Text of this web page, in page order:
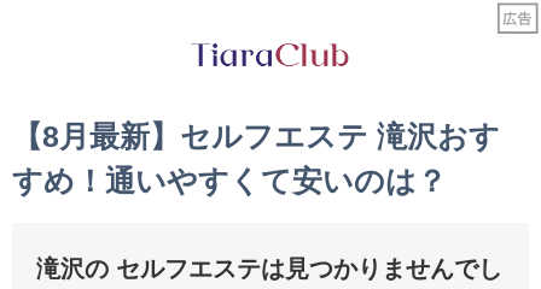
【8月最新】セルフエステ 滝沢おす
すめ！通いやすくて安いのは？
滝沢の セルフエステは見つかりませんでし